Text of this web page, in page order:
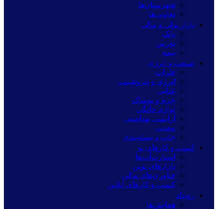
شهرستان‌ها
تعاونی‌ها
بازار پولی و مالی
بانک
بورس
بیمه
صنعت و انرژی
فلزات
انرژی و پتروشیمی
غذایی
چرم و پوشاک
لوازم خانگی
آرایشی بهداشتی
معدنی
چاپ و بسته‌بندی
کسب و کارهای نو
استارت‌آپ‌ها
بازارهای نوین
فناوری‌های مالی
کسب و کارهای آنلاین
رویداد
همایش‌ها